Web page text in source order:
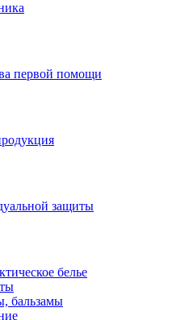
первой помощи
защиты
белье
бальзамы